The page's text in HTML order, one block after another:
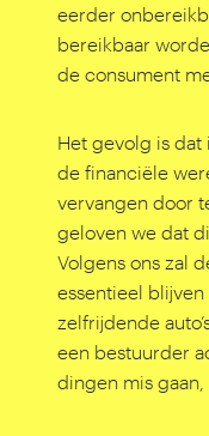
eerder
bereikbaar
de consument
Het gevolg is
de financiële
vervangen door
geloven we dat
Volgens ons zal
essentieel
zelfrijdende
een bestuurder
dingen mis gaan,